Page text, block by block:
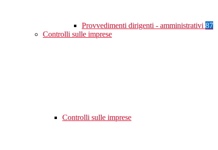
Provvedimenti dirigenti - amministrativi 87
Controlli sulle imprese
Controlli sulle imprese